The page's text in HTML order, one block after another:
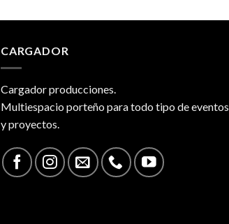
CARGADOR
Cargador producciones.
Multiespacio porteño para todo tipo de eventos
y proyectos.